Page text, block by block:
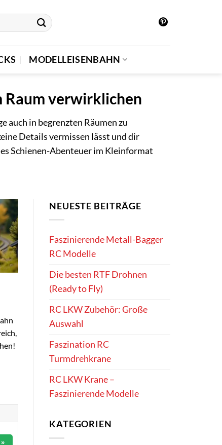
MODELLEISENBAHN
Raum verwirklichen
auch in begrenzten Räumen zu
Details vermissen lässt und dir
Schienen-Abenteuer im Kleinformat
NEUESTE BEITRÄGE
Faszinierende Metall-Bagger
RC Modelle
Die besten RTF Drohnen
(Ready to Fly)
RC LKW Zubehör: Große
Auswahl
Faszination RC
Turmdrehkrane
RC LKW Krane –
Faszinierende Modelle
KATEGORIEN